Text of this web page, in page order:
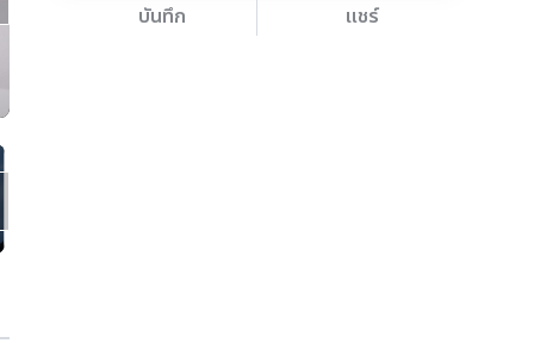
บันทึก แชร์